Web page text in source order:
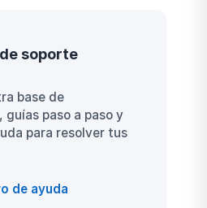
soporte
base de
paso a paso y
para resolver tus
de ayuda